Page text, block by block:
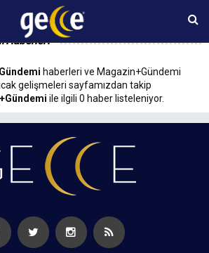
Perşembe 13:06
Haberleri
haberleri ve Magazin+Gündemi
gelişmeleri sayfamızdan takip
ile ilgili 0 haber listeleniyor.